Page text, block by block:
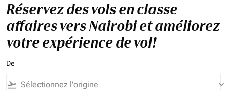
Réservez des vols en classe
affaires vers Nairobi et améliorez
votre expérience de vol!
De
flight_takeoff keyboard_arrow_down